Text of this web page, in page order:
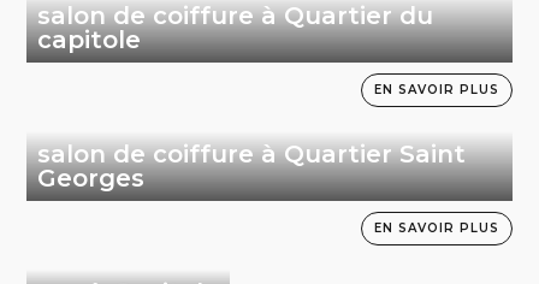
salon de coiffure à Quartier du
capitole
EN SAVOIR PLUS
salon de coiffure à Quartier Saint
Georges
EN SAVOIR PLUS